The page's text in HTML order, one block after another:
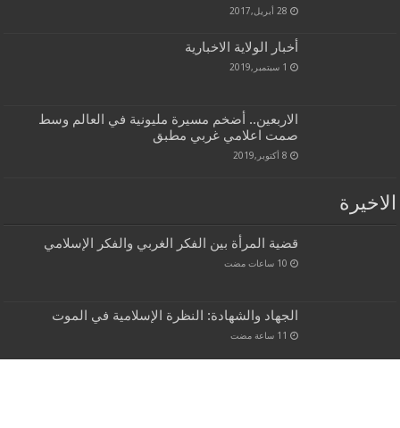
28 أبريل,2017
أخبار الولاية الاخبارية
1 سبتمبر,2019
الاربعين.. أضخم مسيرة مليونية في العالم وسط
صمت اعلامي غربي مطبق
8 أكتوبر,2019
الاخيرة
قضية المرأة بين الفكر الغربي والفكر الإسلامي
الجهاد والشهادة: النظرة الإسلامية في الموت